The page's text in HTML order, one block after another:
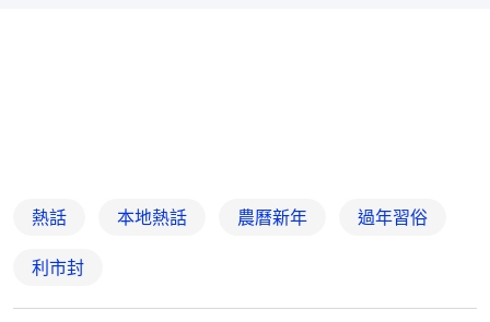
熱話 本地熱話 農曆新年 過年習俗
利市封